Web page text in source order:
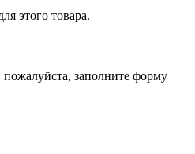
этого товара.
заполните форму